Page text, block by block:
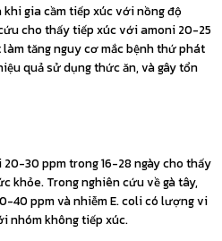
gia cầm tiếp xúc với nồng độ
cho thấy tiếp xúc với amoni 20-25
tăng nguy cơ mắc bệnh thứ phát
quả sử dụng thức ăn, và gây tổn
30 ppm trong 16-28 ngày cho thấy
khỏe. Trong nghiên cứu về gà tây,
40 ppm và nhiễm E. coli có lượng vi
nhóm không tiếp xúc.